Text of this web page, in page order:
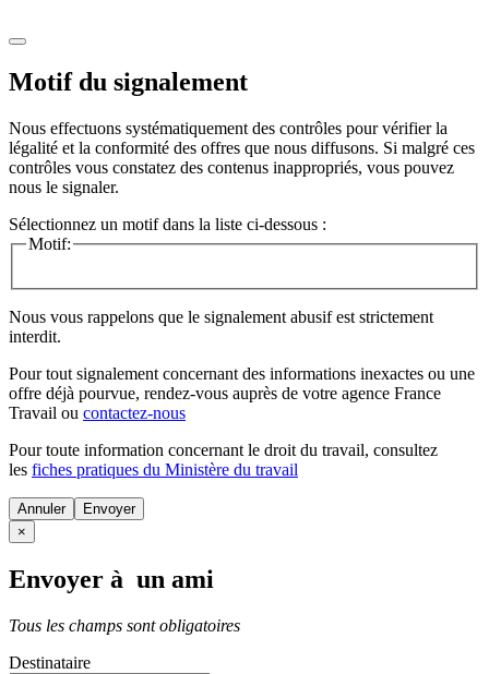
Motif du signalement
Nous effectuons systématiquement des contrôles pour vérifier la
légalité et la conformité des offres que nous diffusons. Si malgré ces
contrôles vous constatez des contenus inappropriés, vous pouvez
nous le signaler.
Sélectionnez un motif dans la liste ci-dessous :
Motif:
Nous vous rappelons que le signalement abusif est strictement
interdit.
Pour tout signalement concernant des informations inexactes ou une
offre déjà pourvue, rendez-vous auprès de votre agence France
Travail ou contactez-nous
Pour toute information concernant le droit du travail, consultez
les fiches pratiques du Ministère du travail
Annuler
×
Envoyer à un ami
Tous les champs sont obligatoires
Destinataire